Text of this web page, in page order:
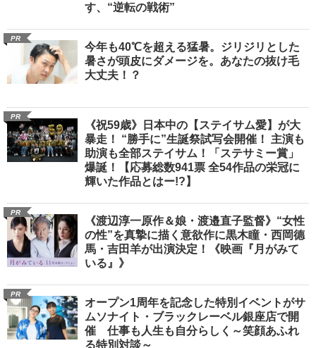
す、“逆転の戦術”
PR
今年も40℃を超える猛暑。ジリジリとした
暑さが頭皮にダメージを。あなたの抜け毛
大丈夫！？
PR
《祝59歳》日本中の【ステイサム愛】が大
暴走！ “勝手に”生誕祭試写会開催！ 主演も
助演も全部ステイサム！「ステサミー賞」
爆誕！【応募総数941票 全54作品の栄冠に
輝いた作品とはー!?】
PR
《渡辺淳一原作＆娘・渡邉直子監督》“女性
の性”を真摯に描く意欲作に黒木瞳・西岡德
馬・吉田羊が出演決定！《映画『月がみて
いる』》
PR
オープン1周年を記念した特別イベントがサ
ムソナイト・ブラックレーベル銀座店で開
催 仕事も人生も自分らしく～笑顔あふれ
る特別対談～